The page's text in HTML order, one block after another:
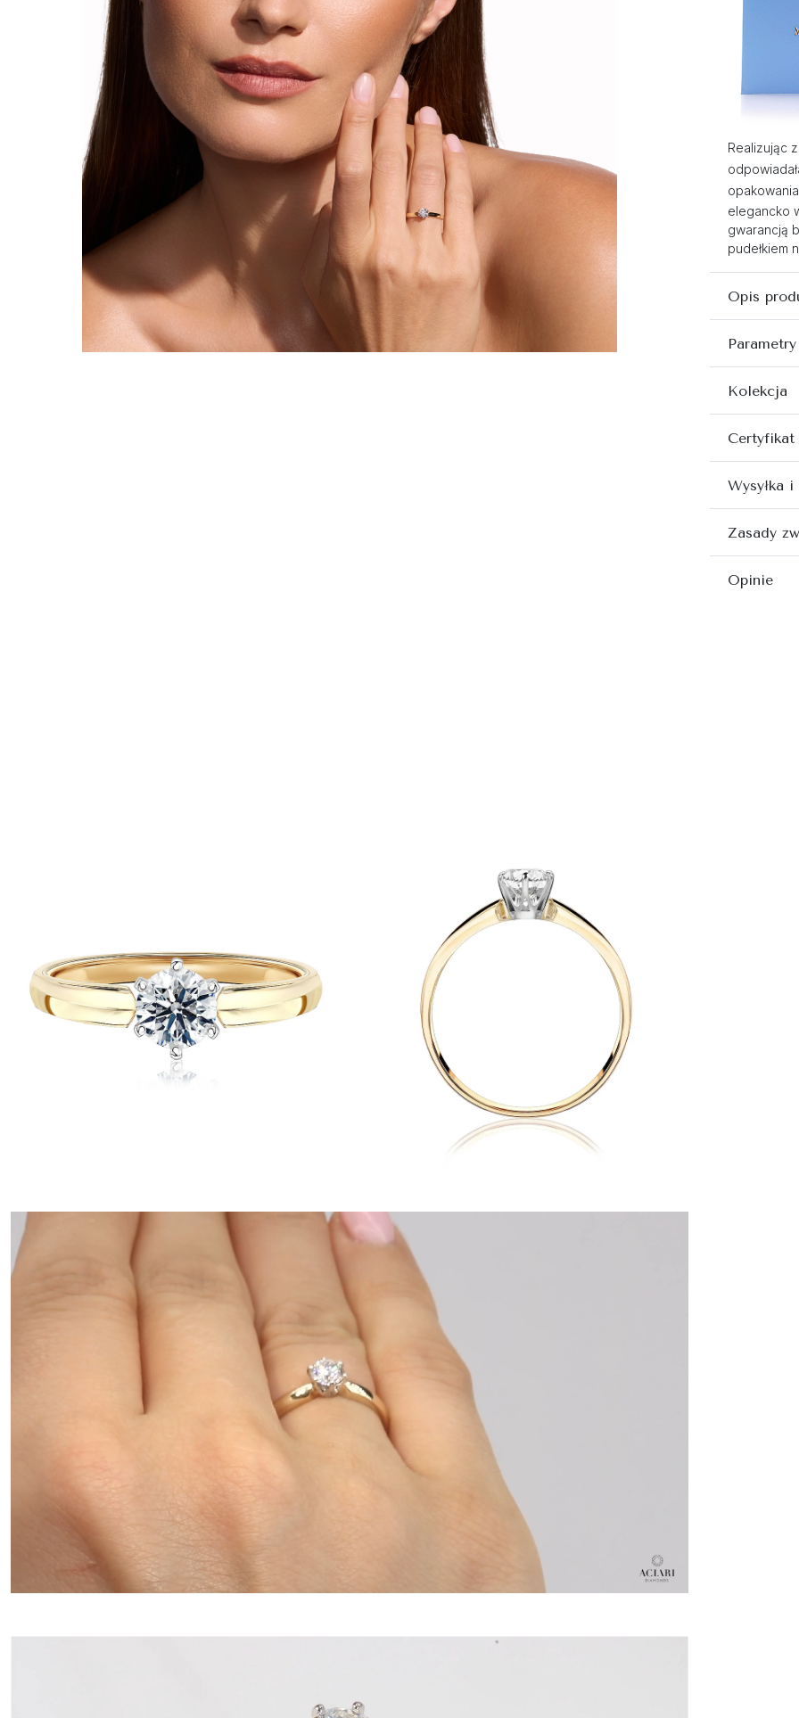
Realizując
elegancko
gwarancją
pudełkiem
Opis
Kolekcja
Wysyłka i
Zasady
Opinie